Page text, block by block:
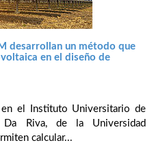
desarrollan un método que
en el diseño de
en el Instituto Universitario de
Da Riva, de la Universidad
calcular...